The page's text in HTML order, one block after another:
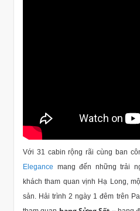
Với 31 cabin rộng rãi cùng ban
Elegance mang đến những trải
khách tham quan vịnh Hạ Long,
sản. Hải trình 2 ngày 1 đêm trên